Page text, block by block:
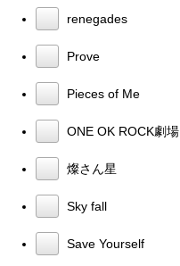
renegades
Prove
Pieces of Me
ONE OK ROCK劇場
燦さん星
Sky fall
Save Yourself